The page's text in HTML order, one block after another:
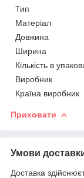
Тип
Матеріал
Довжина
Ширина
Кількість в
Виробник
Країна виробник
Приховати
Умови
Доставка